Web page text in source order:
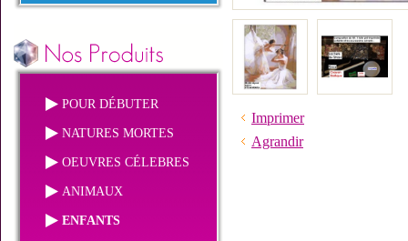
POUR DÉBUTER
NATURES MORTES
OEUVRES CÉLEBRES
ANIMAUX
ENFANTS
Imprimer
Agrandir